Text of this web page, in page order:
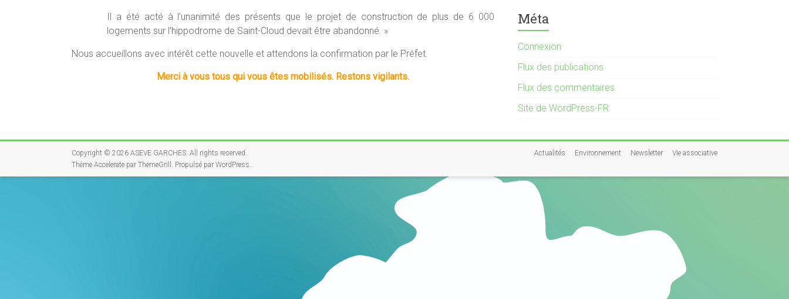
Il a été acté à l’unanimité des présents que le projet de construction de plus de 6 000
logements sur l’hippodrome de Saint-Cloud devait être abandonné. »
Nous accueillons avec intérêt cette nouvelle et attendons la confirmation par le Préfet.
Merci à vous tous qui vous êtes mobilisés. Restons vigilants.
Méta
Connexion
Flux des publications
Flux des commentaires
Site de WordPress-FR
Copyright © 2026 ASEVE GARCHES . All rights reserved.
Thème Accelerate par ThemeGrill. Propulsé par WordPress
Actualités Environnement Newsletter Vie associative